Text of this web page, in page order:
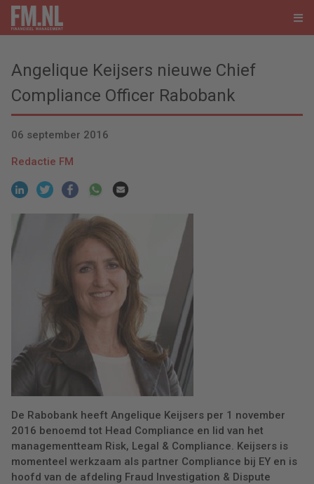
Angelique Keijsers nieuwe Chief
Compliance Officer Rabobank
06 september 2016
Redactie FM
De Rabobank heeft Angelique Keijsers per 1 november
2016 benoemd tot Head Compliance en lid van het
managementteam Risk, Legal & Compliance. Keijsers is
momenteel werkzaam als partner Compliance bij EY en is
hoofd van de afdeling Fraud Investigation & Dispute